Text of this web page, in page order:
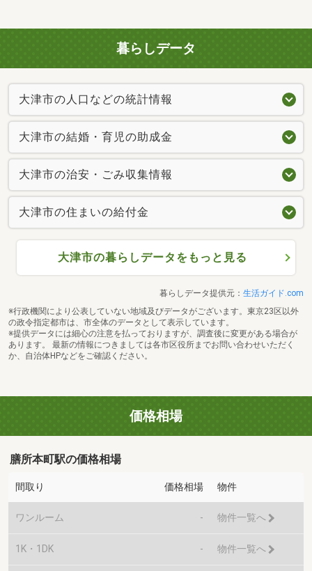
暮らしデータ
大津市の人口などの統計情報
大津市の結婚・育児の助成金
大津市の治安・ごみ収集情報
大津市の住まいの給付金
大津市の暮らしデータをもっと見る
暮らしデータ提供元： 生活ガイド.com
※行政機関により公表していない地域及びデータがございます。東京23区以外
の政令指定都市は、市全体のデータとして表示しています。
※提供データには細心の注意を払っておりますが、調査後に変更がある場合が
あります。 最新の情報につきましては各市区役所までお問い合わせいただく
か、自治体HPなどをご確認ください。
価格相場
膳所本町駅の価格相場
間取り 価格相場 物件
ワンルーム - 物件一覧へ
1K・1DK - 物件一覧へ